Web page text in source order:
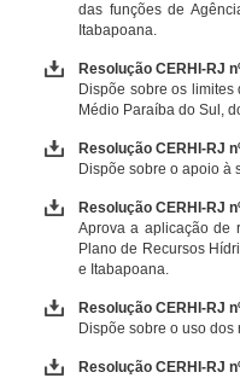
das funções de
Itabapoana.
Resolução CERHI-RJ
Dispõe sobre os
Médio Paraíba do Sul,
Resolução CERHI-RJ
Dispõe sobre o apoio à
Resolução CERHI-RJ
Aprova a aplicação de
Plano de Recursos
e Itabapoana.
Resolução CERHI-RJ
Dispõe sobre o uso
Resolução CERHI-RJ